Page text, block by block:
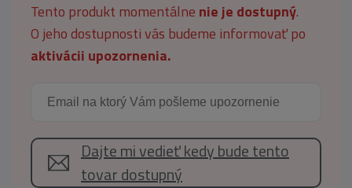
Tento produkt momentálne nie je dostupný.
O jeho dostupnosti vás budeme informovať po
aktivácii upozornenia.
Dajte mi vedieť kedy bude tento
tovar dostupný